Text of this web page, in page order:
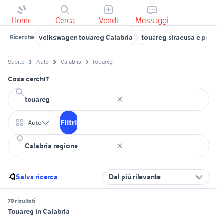
Home Cerca Vendi Messaggi
Ricerche volkswagen touareg Calabria touareg siracusa e
Subito Auto Calabria touareg
Cosa cerchi?
Auto Filtri
Salva ricerca Dal più rilevante
79 risultati
Touareg in Calabria